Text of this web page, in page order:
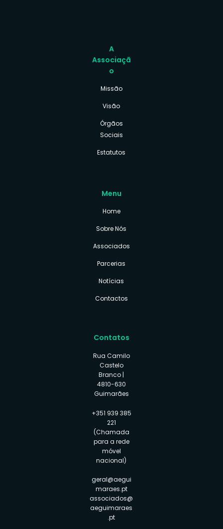
A
Associaçã
o
Missão
Visão
Órgãos
Sociais
Estatutos
Menu
Home
Sobre Nós
Associados
Parcerias
Notícias
Contactos
Contatos
Rua Camilo
Castelo
Branco |
4810-630
Guimarães
+351 939 385
221
(Chamada
para a rede
móvel
nacional)
geral@aegui
maraes.pt
associados@
aeguimaraes
.pt